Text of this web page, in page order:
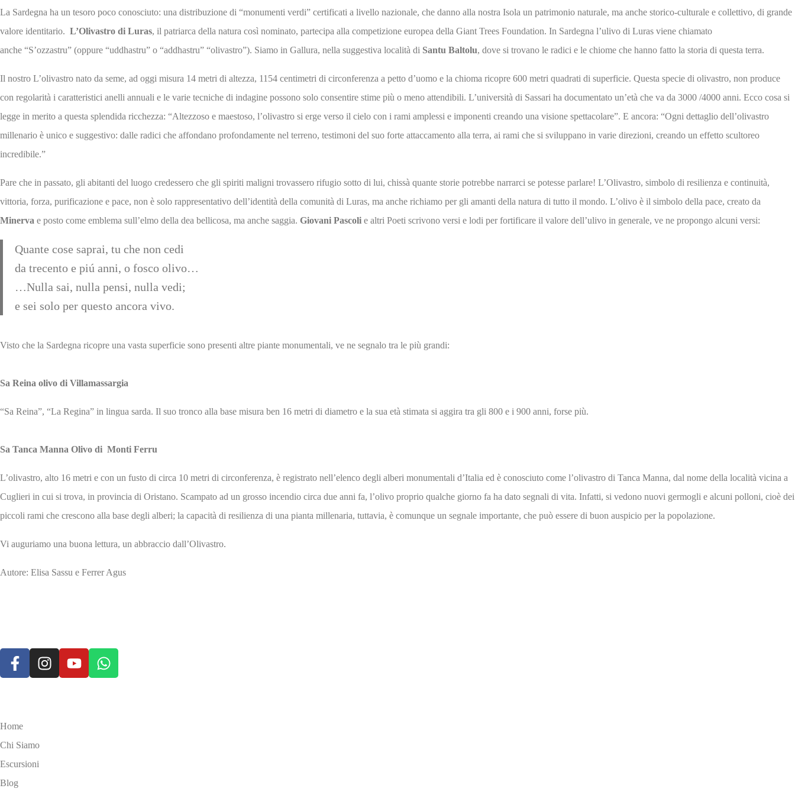
La Sardegna ha un tesoro poco conosciuto: una distribuzione di “monumenti verdi” certificati a livello nazionale, che danno alla nostra Isola un patrimonio naturale, ma anche storico-culturale e collettivo, di grande
valore identitario. L’Olivastro di Luras, il patriarca della natura così nominato, partecipa alla competizione europea della Giant Trees Foundation. In Sardegna l’ulivo di Luras viene chiamato
anche “S’ozzastru” (oppure “uddhastru” o “addhastru” “olivastro”). Siamo in Gallura, nella suggestiva località di Santu Baltolu, dove si trovano le radici e le chiome che hanno fatto la storia di questa terra.
Il nostro L’olivastro nato da seme, ad oggi misura 14 metri di altezza, 1154 centimetri di circonferenza a petto d’uomo e la chioma ricopre 600 metri quadrati di superficie. Questa specie di olivastro, non produce
con regolarità i caratteristici anelli annuali e le varie tecniche di indagine possono solo consentire stime più o meno attendibili. L’università di Sassari ha documentato un’età che va da 3000 /4000 anni. Ecco cosa si
legge in merito a questa splendida ricchezza: “Altezzoso e maestoso, l’olivastro si erge verso il cielo con i rami amplessi e imponenti creando una visione spettacolare”. E ancora: “Ogni dettaglio dell’olivastro
millenario è unico e suggestivo: dalle radici che affondano profondamente nel terreno, testimoni del suo forte attaccamento alla terra, ai rami che si sviluppano in varie direzioni, creando un effetto scultoreo
incredibile.”
Pare che in passato, gli abitanti del luogo credessero che gli spiriti maligni trovassero rifugio sotto di lui, chissà quante storie potrebbe narrarci se potesse parlare! L’Olivastro, simbolo di resilienza e continuità,
vittoria, forza, purificazione e pace, non è solo rappresentativo dell’identità della comunità di Luras, ma anche richiamo per gli amanti della natura di tutto il mondo. L’olivo è il simbolo della pace, creato da
Minerva e posto come emblema sull’elmo della dea bellicosa, ma anche saggia. Giovani Pascoli e altri Poeti scrivono versi e lodi per fortificare il valore dell’ulivo in generale, ve ne propongo alcuni versi:
Quante cose saprai, tu che non cedi
da trecento e piú anni, o fosco olivo…
…Nulla sai, nulla pensi, nulla vedi;
e sei solo per questo ancora vivo.
Visto che la Sardegna ricopre una vasta superficie sono presenti altre piante monumentali, ve ne segnalo tra le più grandi:
Sa Reina olivo di Villamassargia
“Sa Reina”, “La Regina” in lingua sarda. Il suo tronco alla base misura ben 16 metri di diametro e la sua età stimata si aggira tra gli 800 e i 900 anni, forse più.
Sa Tanca Manna Olivo di Monti Ferru
L’olivastro, alto 16 metri e con un fusto di circa 10 metri di circonferenza, è registrato nell’elenco degli alberi monumentali d’Italia ed è conosciuto come l’olivastro di Tanca Manna, dal nome della località vicina a
Cuglieri in cui si trova, in provincia di Oristano. Scampato ad un grosso incendio circa due anni fa, l’olivo proprio qualche giorno fa ha dato segnali di vita. Infatti, si vedono nuovi germogli e alcuni polloni, cioè dei
piccoli rami che crescono alla base degli alberi; la capacità di resilienza di una pianta millenaria, tuttavia, è comunque un segnale importante, che può essere di buon auspicio per la popolazione.
Vi auguriamo una buona lettura, un abbraccio dall’Olivastro.
Autore: Elisa Sassu e Ferrer Agus
Home
Chi Siamo
Escursioni
Blog